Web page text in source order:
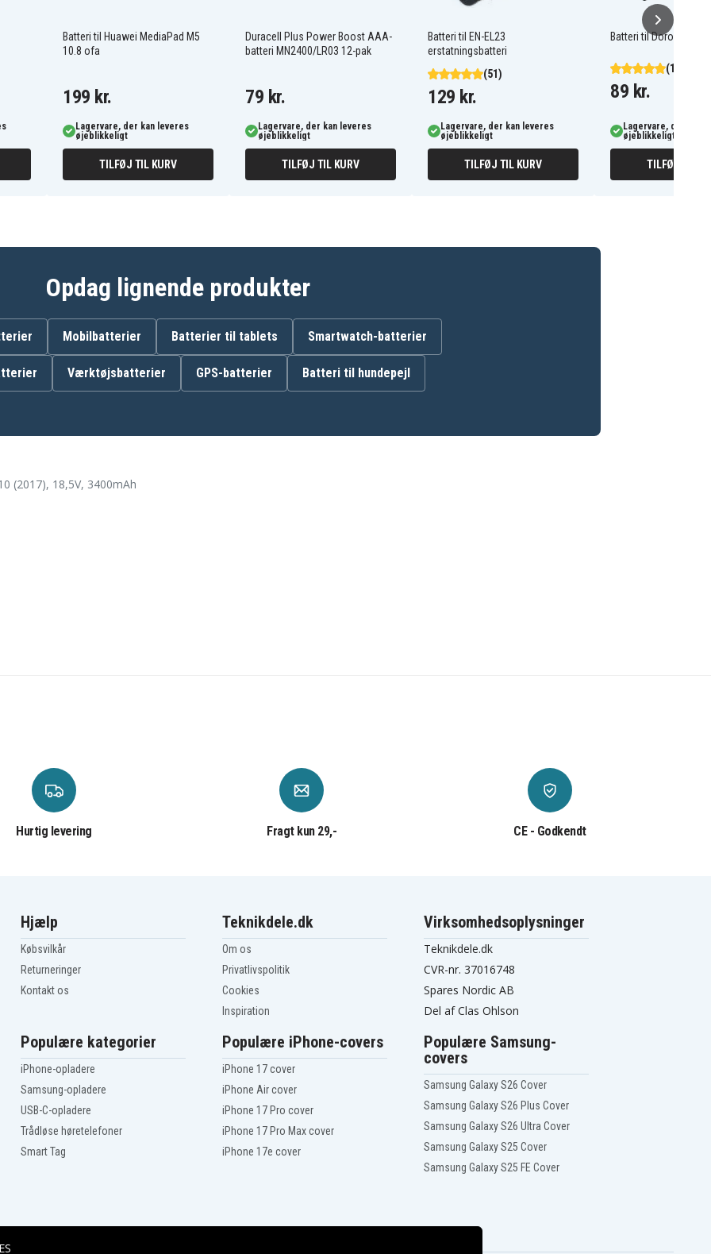
Batteri til Huawei MediaPad M5
10.8 ofa
199 kr.
Lagervare, der kan leveres
øjeblikkeligt
TILFØJ TIL KURV
Duracell Plus Power Boost AAA-
batteri MN2400/LR03 12-pak
79 kr.
Lagervare, der kan leveres
øjeblikkeligt
TILFØJ TIL KURV
Batteri til EN-EL23
erstatningsbatteri
(51)
129 kr.
Lagervare, der kan leveres
øjeblikkeligt
TILFØJ TIL KURV
Batteri til Doro Liberto
(103)
89 kr.
Lagervare, der kan
øjeblikkeligt
TILFØJ TIL
Opdag lignende produkter
Mobilbatterier Batterier til tablets Smartwatch-batterier
Værktøjsbatterier GPS-batterier Batteri til hundepejl
(2017), 18,5V, 3400mAh
Hurtig levering Fragt kun 29,- CE - Godkendt
Hjælp
Købsvilkår
Returneringer
Kontakt os
Teknikdele.dk
Om os
Privatlivspolitik
Cookies
Inspiration
Virksomhedsoplysninger
Teknikdele.dk
CVR-nr. 37016748
Spares Nordic AB
Del af Clas Ohlson
Populære kategorier
iPhone-opladere
Samsung-opladere
USB-C-opladere
Trådløse høretelefoner
Smart Tag
Populære iPhone-covers
iPhone 17 cover
iPhone Air cover
iPhone 17 Pro cover
iPhone 17 Pro Max cover
iPhone 17e cover
Populære Samsung-
covers
Samsung Galaxy S26 Cover
Samsung Galaxy S26 Plus Cover
Samsung Galaxy S26 Ultra Cover
Samsung Galaxy S25 Cover
Samsung Galaxy S25 FE Cover